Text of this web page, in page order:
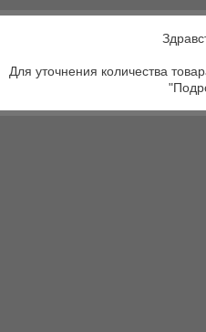
Для уточнения количества